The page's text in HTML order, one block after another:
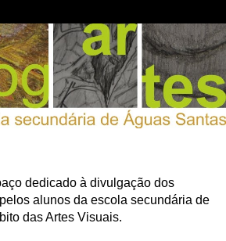
dedicado à divulgação dos
alunos da escola secundária de
das Artes Visuais.